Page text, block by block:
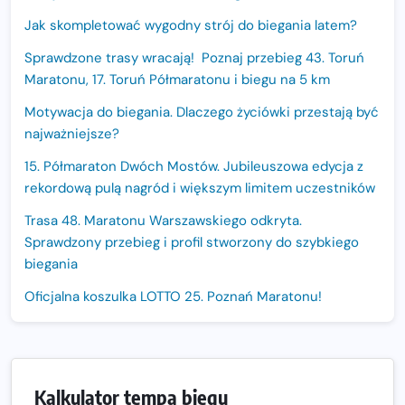
Jak skompletować wygodny strój do biegania latem?
Sprawdzone trasy wracają! Poznaj przebieg 43. Toruń
Maratonu, 17. Toruń Półmaratonu i biegu na 5 km
Motywacja do biegania. Dlaczego życiówki przestają być
najważniejsze?
15. Półmaraton Dwóch Mostów. Jubileuszowa edycja z
rekordową pulą nagród i większym limitem uczestników
Trasa 48. Maratonu Warszawskiego odkryta.
Sprawdzony przebieg i profil stworzony do szybkiego
biegania
Oficjalna koszulka LOTTO 25. Poznań Maratonu!
Kalkulator tempa biegu